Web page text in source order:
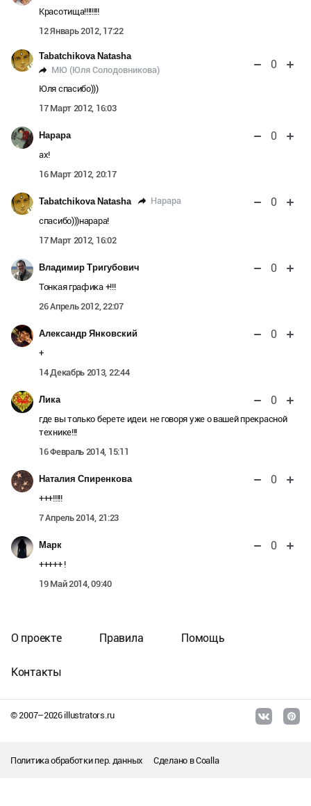
Красотища!!!!!!!!
12 Январь 2012, 17:22
Tabatchikova Natasha
МЮ (Юля Солодовникова)
0
Юля спасибо)))
17 Март 2012, 16:03
Нарара 0
ах!
16 Март 2012, 20:17
Tabatchikova Natasha Нарара 0
спасибо)))нарара!
17 Март 2012, 16:02
Владимир Тригубович 0
Тонкая графика +!!!
26 Апрель 2012, 22:07
Александр Янковский 0
+
14 Декабрь 2013, 22:44
Лика 0
где вы только берете идеи. не говоря уже о вашей прекрасной
технике!!!
16 Февраль 2014, 15:11
Наталия Спиренкова 0
+++!!!!!
7 Апрель 2014, 21:23
Марк 0
+++++ !
19 Май 2014, 09:40
© 2007–2026illustrators.ru
О проекте Правила Помощь
Контакты
Политика обработки пер. данных Сделано вCoalla